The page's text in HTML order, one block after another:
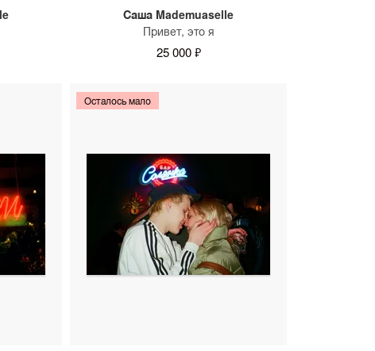
Саша Mademuaselle
Привет, это я
25 000 ₽
Осталось мало